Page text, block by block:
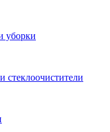
уборки
стеклоочистители